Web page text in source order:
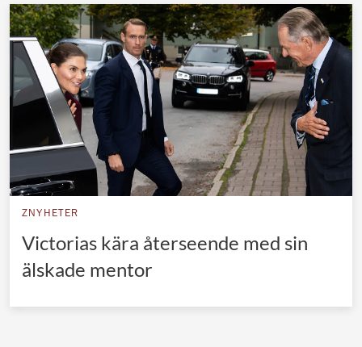
Nederländska kungahuset
Belgiska kungahuset
Jordanska kungahuset
Luxemburgska storhertighuset
Japanska kejsarhuset
Thailändska kungahuset
Marockanska kungahuset
ZNYHETER
Victorias kära återseende med sin
älskade mentor